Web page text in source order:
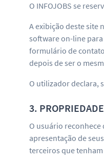
O INFOJOBS se
A exibição deste site
software on-line
formulário de
depois de ser o
O utilizador declara,
3.
O usuário reconhece
apresentação de
terceiros que